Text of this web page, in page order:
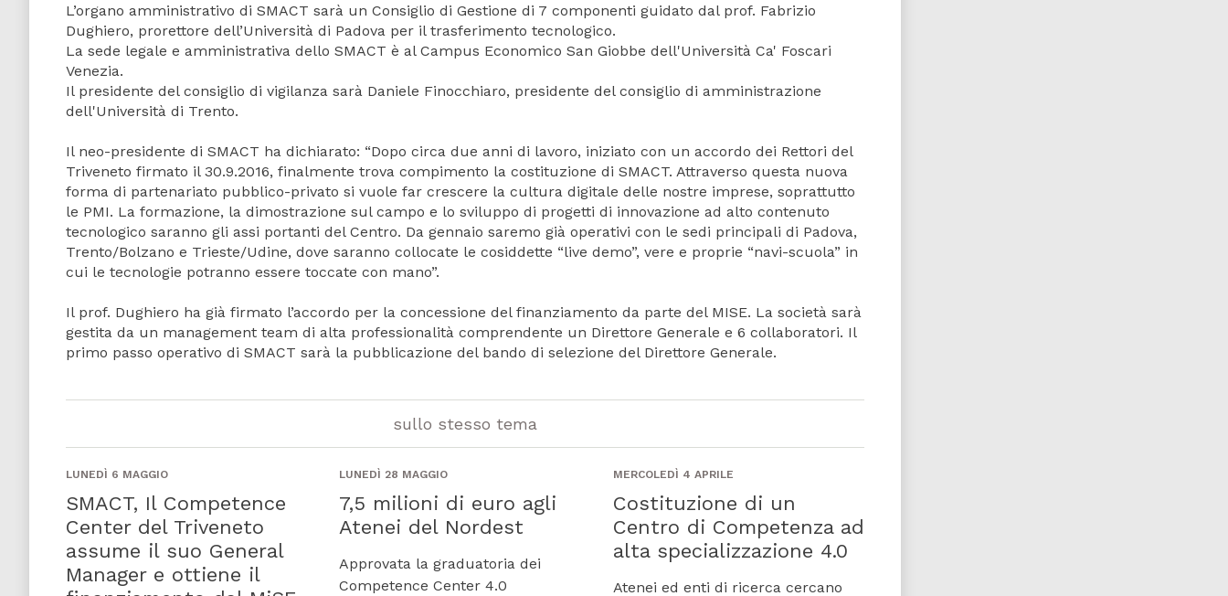
L’organo amministrativo di SMACT sarà un Consiglio di Gestione di 7 componenti guidato dal prof. Fabrizio
Dughiero, prorettore dell’Università di Padova per il trasferimento tecnologico.
La sede legale e amministrativa dello SMACT è al Campus Economico San Giobbe dell'Università Ca' Foscari
Venezia.
Il presidente del consiglio di vigilanza sarà Daniele Finocchiaro, presidente del consiglio di amministrazione
dell'Università di Trento.
Il neo-presidente di SMACT ha dichiarato: “Dopo circa due anni di lavoro, iniziato con un accordo dei Rettori del
Triveneto firmato il 30.9.2016, finalmente trova compimento la costituzione di SMACT. Attraverso questa nuova
forma di partenariato pubblico-privato si vuole far crescere la cultura digitale delle nostre imprese, soprattutto
le PMI. La formazione, la dimostrazione sul campo e lo sviluppo di progetti di innovazione ad alto contenuto
tecnologico saranno gli assi portanti del Centro. Da gennaio saremo già operativi con le sedi principali di Padova,
Trento/Bolzano e Trieste/Udine, dove saranno collocate le cosiddette “live demo”, vere e proprie “navi-scuola” in
cui le tecnologie potranno essere toccate con mano”.
Il prof. Dughiero ha già firmato l’accordo per la concessione del finanziamento da parte del MISE. La società sarà
gestita da un management team di alta professionalità comprendente un Direttore Generale e 6 collaboratori. Il
primo passo operativo di SMACT sarà la pubblicazione del bando di selezione del Direttore Generale.
sullo stesso tema
LUNEDÌ 6 MAGGIO
SMACT, Il Competence
Center del Triveneto
assume il suo General
Manager e ottiene il
LUNEDÌ 28 MAGGIO
7,5 milioni di euro agli
Atenei del Nordest
Approvata la graduatoria dei
Competence Center 4.0
MERCOLEDÌ 4 APRILE
Costituzione di un
Centro di Competenza ad
alta specializzazione 4.0
Atenei ed enti di ricerca cercano